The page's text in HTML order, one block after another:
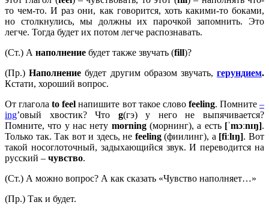
то чем-то. И раз они, как говорится, хоть какими-то боками,
но столкнулись, мы должны их парочкой запомнить. Это
легче. Тогда будет их потом легче распознавать.
(Ст.) А наполнение будет также звучать (fill)?
(Пр.)Наполнениебудет другим образом звучать, герундием.
Кстати, хороший вопрос.
От глаголаtofeel напишите вот такое слово feeling. Помните–
ing’овый хвостик? Что g(гэ) у него не выпячивается?
Помните, что у нас нету morning(морнинг), а есть [ˈmɔːnɪŋ].
Только так. Так вот и здесь, не feeling(фиилинг), а [fiːlɪŋ]. Вот
такой носоглоточный, задыхающийся звук. И переводится на
русский – чувство.
(Ст.) А можно вопрос? А как сказать «Чувство наполняет…»
(Пр.) Так и будет.